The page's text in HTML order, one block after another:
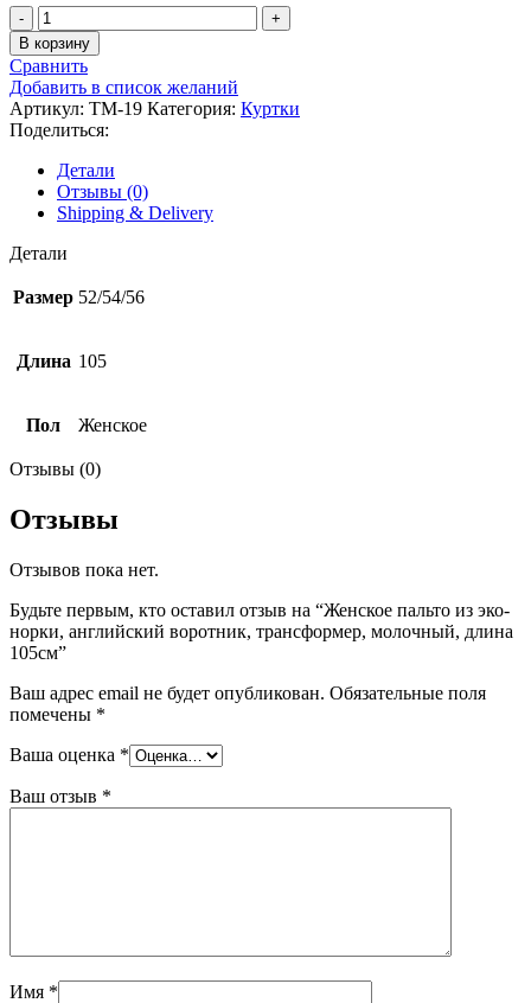
Количество
товара
Женское
пальто
из
эко-
норки,
английский
воротник,
трансформер,
молочный,
длина
В корзину
Сравнить
Добавить в список желаний
Артикул: ТМ-19 Категория: Куртки
Поделиться:
Детали
Отзывы (0)
Shipping & Delivery
Детали
Размер 52/54/56
Длина 105
Пол Женское
Отзывы (0)
Отзывы
Отзывов пока нет.
Будьте первым, кто оставил отзыв на “Женское пальто из эко-
норки, английский воротник, трансформер, молочный, длина
105см”
Ваш адрес email не будет опубликован. Обязательные поля
помечены *
Ваша оценка *
Ваш отзыв *
Имя *